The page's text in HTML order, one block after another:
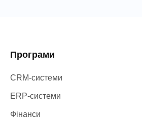
Програми
CRM-системи
ERP-системи
Фінанси